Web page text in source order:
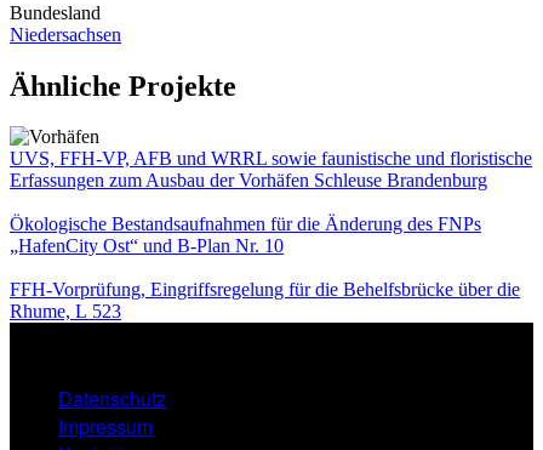
Bundesland
Niedersachsen
Ähnliche Projekte
UVS, FFH-VP, AFB und WRRL sowie faunistische und floristische
Erfassungen zum Ausbau der Vorhäfen Schleuse Brandenburg
Ökologische Bestandsaufnahmen für die Änderung des FNPs
„HafenCity Ost“ und B-Plan Nr. 10
FFH-Vorprüfung, Eingriffsregelung für die Behelfsbrücke über die
Rhume, L 523
FOOTER
MENU
Datenschutz
Impressum